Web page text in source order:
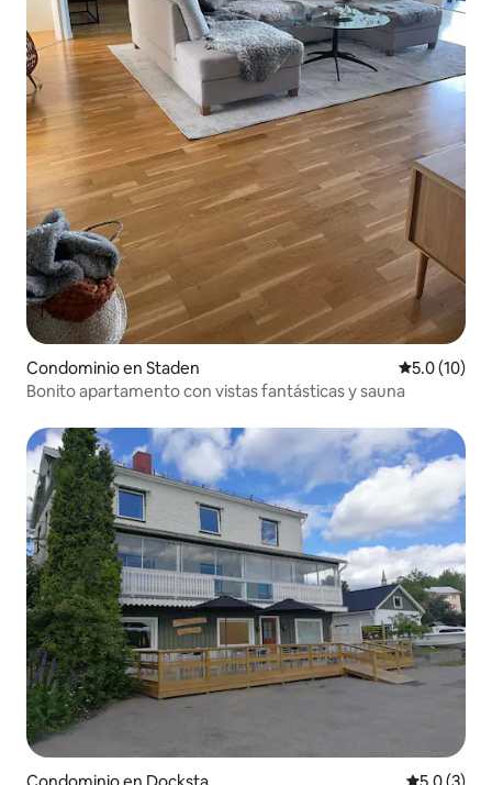
Condominio en Staden Calificación
5.0 (10)
Bonito apartamento con vistas fantásticas y sauna
Condominio en Docksta 5.0 (3)